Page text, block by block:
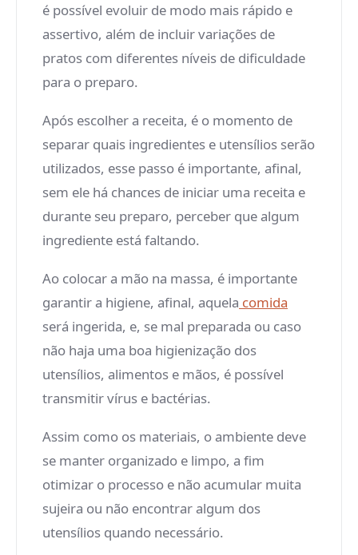
é possível evoluir de modo mais rápido e
assertivo, além de incluir variações de
pratos com diferentes níveis de dificuldade
para o preparo.
Após escolher a receita, é o momento de
separar quais ingredientes e utensílios serão
utilizados, esse passo é importante, afinal,
sem ele há chances de iniciar uma receita e
durante seu preparo, perceber que algum
ingrediente está faltando.
Ao colocar a mão na massa, é importante
garantir a higiene, afinal, aquela comida
será ingerida, e, se mal preparada ou caso
não haja uma boa higienização dos
utensílios, alimentos e mãos, é possível
transmitir vírus e bactérias.
Assim como os materiais, o ambiente deve
se manter organizado e limpo, a fim
otimizar o processo e não acumular muita
sujeira ou não encontrar algum dos
utensílios quando necessário.